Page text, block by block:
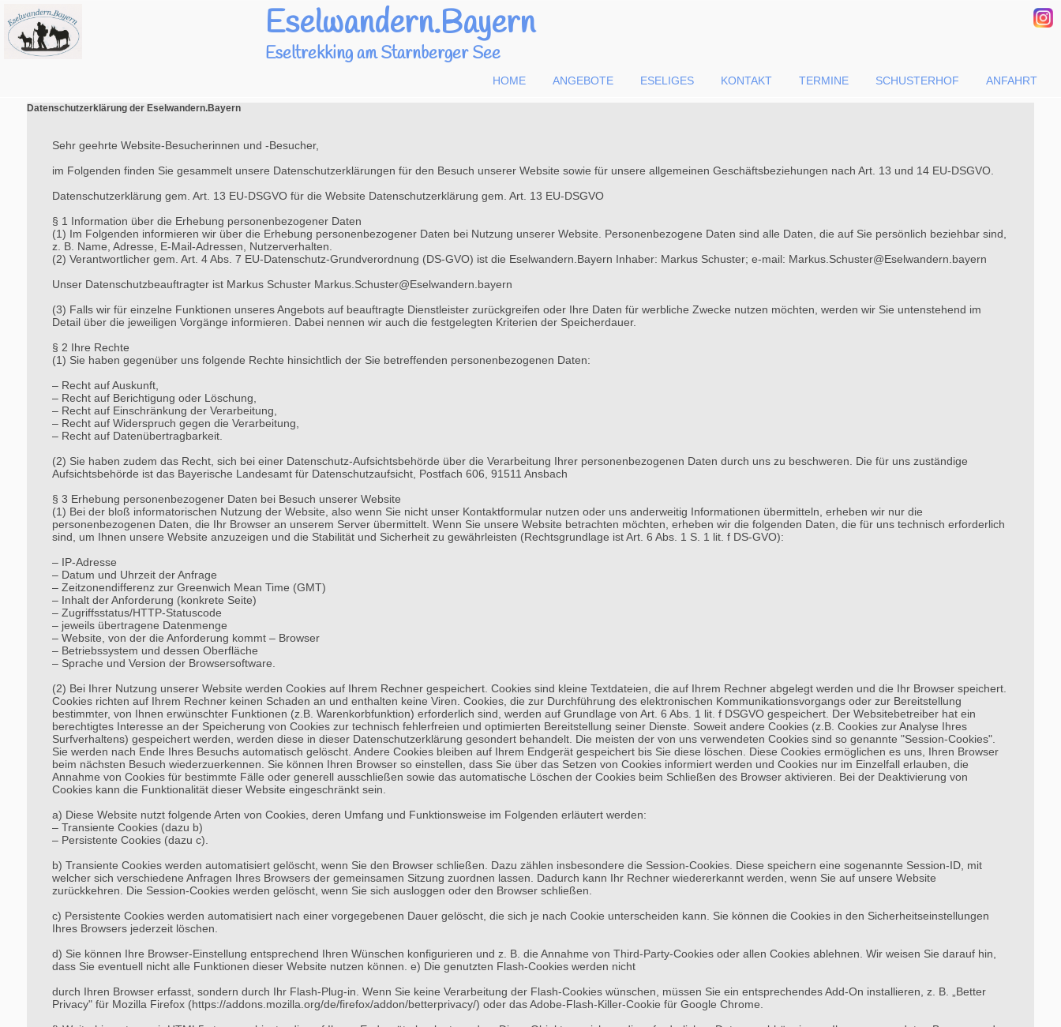
Eselwandern.Bayern
Eseltrekking am Starnberger See
HOME ANGEBOTE ESELIGES KONTAKT TERMINE SCHUSTERHOF ANFAHRT
Datenschutzerklärung der Eselwandern.Bayern
Sehr geehrte Website-Besucherinnen und -Besucher,
im Folgenden finden Sie gesammelt unsere Datenschutzerklärungen für den Besuch unserer Website sowie für unsere allgemeinen Geschäftsbeziehungen nach Art. 13 und 14 EU-DSGVO.
Datenschutzerklärung gem. Art. 13 EU-DSGVO für die Website Datenschutzerklärung gem. Art. 13 EU-DSGVO
§ 1 Information über die Erhebung personenbezogener Daten
(1) Im Folgenden informieren wir über die Erhebung personenbezogener Daten bei Nutzung unserer Website. Personenbezogene Daten sind alle Daten, die auf Sie persönlich beziehbar sind,
z. B. Name, Adresse, E-Mail-Adressen, Nutzerverhalten.
(2) Verantwortlicher gem. Art. 4 Abs. 7 EU-Datenschutz-Grundverordnung (DS-GVO) ist die Eselwandern.Bayern Inhaber: Markus Schuster; e-mail: Markus.Schuster@Eselwandern.bayern
Unser Datenschutzbeauftragter ist Markus Schuster Markus.Schuster@Eselwandern.bayern
(3) Falls wir für einzelne Funktionen unseres Angebots auf beauftragte Dienstleister zurückgreifen oder Ihre Daten für werbliche Zwecke nutzen möchten, werden wir Sie untenstehend im
Detail über die jeweiligen Vorgänge informieren. Dabei nennen wir auch die festgelegten Kriterien der Speicherdauer.
§ 2 Ihre Rechte
(1) Sie haben gegenüber uns folgende Rechte hinsichtlich der Sie betreffenden personenbezogenen Daten:
– Recht auf Auskunft,
– Recht auf Berichtigung oder Löschung,
– Recht auf Einschränkung der Verarbeitung,
– Recht auf Widerspruch gegen die Verarbeitung,
– Recht auf Datenübertragbarkeit.
(2) Sie haben zudem das Recht, sich bei einer Datenschutz-Aufsichtsbehörde über die Verarbeitung Ihrer personenbezogenen Daten durch uns zu beschweren. Die für uns zuständige
Aufsichtsbehörde ist das Bayerische Landesamt für Datenschutzaufsicht, Postfach 606, 91511 Ansbach
§ 3 Erhebung personenbezogener Daten bei Besuch unserer Website
(1) Bei der bloß informatorischen Nutzung der Website, also wenn Sie nicht unser Kontaktformular nutzen oder uns anderweitig Informationen übermitteln, erheben wir nur die
personenbezogenen Daten, die Ihr Browser an unserem Server übermittelt. Wenn Sie unsere Website betrachten möchten, erheben wir die folgenden Daten, die für uns technisch erforderlich
sind, um Ihnen unsere Website anzuzeigen und die Stabilität und Sicherheit zu gewährleisten (Rechtsgrundlage ist Art. 6 Abs. 1 S. 1 lit. f DS-GVO):
– IP-Adresse
– Datum und Uhrzeit der Anfrage
– Zeitzonendifferenz zur Greenwich Mean Time (GMT)
– Inhalt der Anforderung (konkrete Seite)
– Zugriffsstatus/HTTP-Statuscode
– jeweils übertragene Datenmenge
– Website, von der die Anforderung kommt – Browser
– Betriebssystem und dessen Oberfläche
– Sprache und Version der Browsersoftware.
(2) Bei Ihrer Nutzung unserer Website werden Cookies auf Ihrem Rechner gespeichert. Cookies sind kleine Textdateien, die auf Ihrem Rechner abgelegt werden und die Ihr Browser speichert.
Cookies richten auf Ihrem Rechner keinen Schaden an und enthalten keine Viren. Cookies, die zur Durchführung des elektronischen Kommunikationsvorgangs oder zur Bereitstellung
bestimmter, von Ihnen erwünschter Funktionen (z.B. Warenkorbfunktion) erforderlich sind, werden auf Grundlage von Art. 6 Abs. 1 lit. f DSGVO gespeichert. Der Websitebetreiber hat ein
berechtigtes Interesse an der Speicherung von Cookies zur technisch fehlerfreien und optimierten Bereitstellung seiner Dienste. Soweit andere Cookies (z.B. Cookies zur Analyse Ihres
Surfverhaltens) gespeichert werden, werden diese in dieser Datenschutzerklärung gesondert behandelt. Die meisten der von uns verwendeten Cookies sind so genannte "Session-Cookies".
Sie werden nach Ende Ihres Besuchs automatisch gelöscht. Andere Cookies bleiben auf Ihrem Endgerät gespeichert bis Sie diese löschen. Diese Cookies ermöglichen es uns, Ihren Browser
beim nächsten Besuch wiederzuerkennen. Sie können Ihren Browser so einstellen, dass Sie über das Setzen von Cookies informiert werden und Cookies nur im Einzelfall erlauben, die
Annahme von Cookies für bestimmte Fälle oder generell ausschließen sowie das automatische Löschen der Cookies beim Schließen des Browser aktivieren. Bei der Deaktivierung von
Cookies kann die Funktionalität dieser Website eingeschränkt sein.
a) Diese Website nutzt folgende Arten von Cookies, deren Umfang und Funktionsweise im Folgenden erläutert werden:
– Transiente Cookies (dazu b)
– Persistente Cookies (dazu c).
b) Transiente Cookies werden automatisiert gelöscht, wenn Sie den Browser schließen. Dazu zählen insbesondere die Session-Cookies. Diese speichern eine sogenannte Session-ID, mit
welcher sich verschiedene Anfragen Ihres Browsers der gemeinsamen Sitzung zuordnen lassen. Dadurch kann Ihr Rechner wiedererkannt werden, wenn Sie auf unsere Website
zurückkehren. Die Session-Cookies werden gelöscht, wenn Sie sich ausloggen oder den Browser schließen.
c) Persistente Cookies werden automatisiert nach einer vorgegebenen Dauer gelöscht, die sich je nach Cookie unterscheiden kann. Sie können die Cookies in den Sicherheitseinstellungen
Ihres Browsers jederzeit löschen.
d) Sie können Ihre Browser-Einstellung entsprechend Ihren Wünschen konfigurieren und z. B. die Annahme von Third-Party-Cookies oder allen Cookies ablehnen. Wir weisen Sie darauf hin,
dass Sie eventuell nicht alle Funktionen dieser Website nutzen können. e) Die genutzten Flash-Cookies werden nicht
durch Ihren Browser erfasst, sondern durch Ihr Flash-Plug-in. Wenn Sie keine Verarbeitung der Flash-Cookies wünschen, müssen Sie ein entsprechendes Add-On installieren, z. B. „Better
Privacy" für Mozilla Firefox (https://addons.mozilla.org/de/firefox/addon/betterprivacy/) oder das Adobe-Flash-Killer-Cookie für Google Chrome.